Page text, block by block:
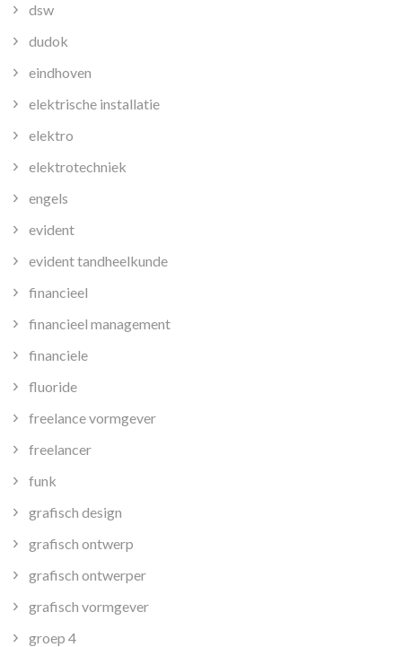
dsw
dudok
eindhoven
elektrische installatie
elektro
elektrotechniek
engels
evident
evident tandheelkunde
financieel
financieel management
financiele
fluoride
freelance vormgever
freelancer
funk
grafisch design
grafisch ontwerp
grafisch ontwerper
grafisch vormgever
groep 4